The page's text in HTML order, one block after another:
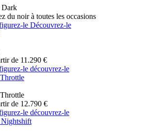
Dark
du noir à toutes les occasions
le Découvrez-le
de 11.290 €
le découvrez-le
de 12.790 €
le découvrez-le
Nightshift